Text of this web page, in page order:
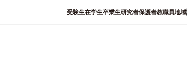
受験生在学生卒業生研究者保護者教職員地域